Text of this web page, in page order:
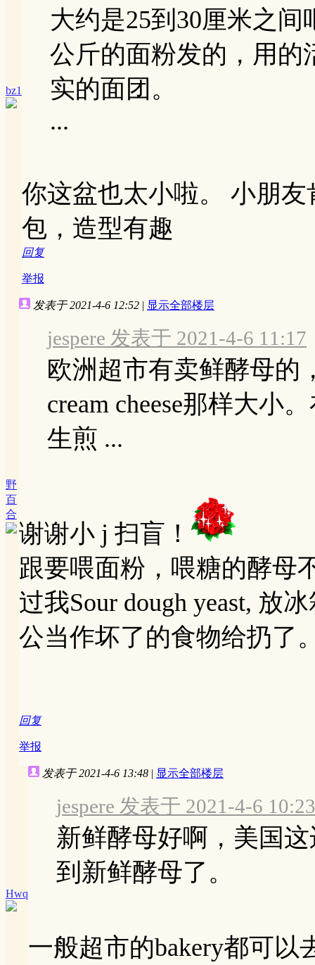
bz1
大约是25到30厘米之
公斤的面粉发的，用的
实的面团。
...
你这盆也太小啦。 小朋
包，造型有趣
回复
举报
野
百
合
发表于 2021-4-6 12:52 | 显示全部楼层
jespere 发表于 2021-4-6 11:17
欧洲超市有卖鲜酵母的
cream cheese那样大小
生煎 ...
谢谢小 j 扫盲！
跟要喂面粉，喂糖的酵母
过我Sour dough yeast, 放
公当作坏了的食物给扔了
回复
举报
Hwq
发表于 2021-4-6 13:48 | 显示全部楼层
jespere 发表于 2021-4-6 10:23
新鲜酵母好啊，美国
到新鲜酵母了。
一般超市的bakery都可以